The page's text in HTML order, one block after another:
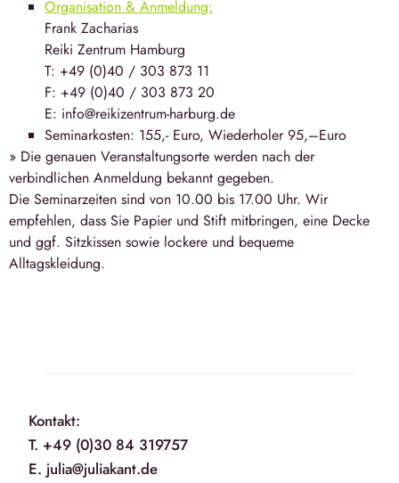
Organisation & Anmeldung:
Frank Zacharias
Reiki Zentrum Hamburg
T: +49 (0)40 / 303 873 11
F: +49 (0)40 / 303 873 20
E: info@reikizentrum-harburg.de
Seminarkosten: 155,- Euro, Wiederholer 95,–Euro
» Die genauen Veranstaltungsorte werden nach der
verbindlichen Anmeldung bekannt gegeben.
Die Seminarzeiten sind von 10.00 bis 17.00 Uhr. Wir
empfehlen, dass Sie Papier und Stift mitbringen, eine Decke
und ggf. Sitzkissen sowie lockere und bequeme
Alltagskleidung.
Kontakt:
T. +49 (0)30 84 319757
E. julia@juliakant.de